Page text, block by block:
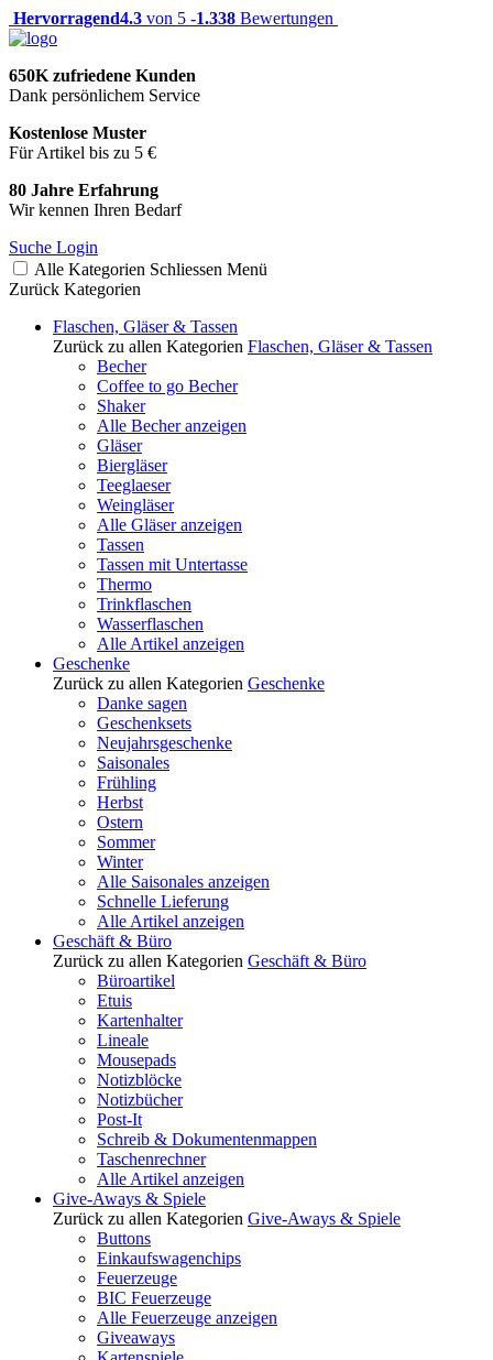
Hervorragend4.3 von 5 -1.338 Bewertungen
650K zufriedene Kunden
Dank persönlichem Service
Kostenlose Muster
Für Artikel bis zu 5 €
80 Jahre Erfahrung
Wir kennen Ihren Bedarf
Suche Login
Alle Kategorien Schliessen Menü
Zurück Kategorien
Flaschen, Gläser & Tassen
Zurück zu allen Kategorien Flaschen, Gläser & Tassen
Becher
Coffee to go Becher
Shaker
Alle Becher anzeigen
Gläser
Biergläser
Teeglaeser
Weingläser
Alle Gläser anzeigen
Tassen
Tassen mit Untertasse
Thermo
Trinkflaschen
Wasserflaschen
Alle Artikel anzeigen
Geschenke
Zurück zu allen Kategorien Geschenke
Danke sagen
Geschenksets
Neujahrsgeschenke
Saisonales
Frühling
Herbst
Ostern
Sommer
Winter
Alle Saisonales anzeigen
Schnelle Lieferung
Alle Artikel anzeigen
Geschäft & Büro
Zurück zu allen Kategorien Geschäft & Büro
Büroartikel
Etuis
Kartenhalter
Lineale
Mousepads
Notizblöcke
Notizbücher
Post-It
Schreib & Dokumentenmappen
Taschenrechner
Alle Artikel anzeigen
Give-Aways & Spiele
Zurück zu allen Kategorien Give-Aways & Spiele
Buttons
Einkaufswagenchips
Feuerzeuge
BIC Feuerzeuge
Alle Feuerzeuge anzeigen
Giveaways